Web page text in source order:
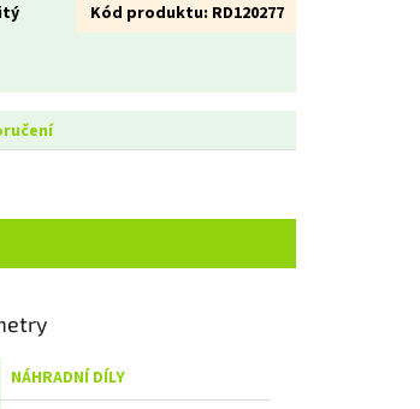
Kód produktu: RD120277
NÁHRADNÍ DÍLY